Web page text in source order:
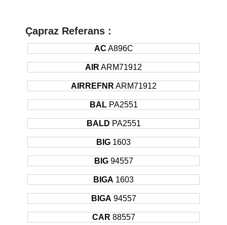
Çapraz Referans :
AC A896C
AIR ARM71912
AIRREFNR ARM71912
BAL PA2551
BALD PA2551
BIG 1603
BIG 94557
BIGA 1603
BIGA 94557
CAR 88557